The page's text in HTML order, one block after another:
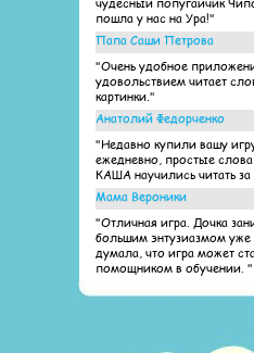
пошла у нас на Ура!"
Папа Саши Петрова
"Очень удобное
удовольствием читает
картинки."
Анатолий Федорченко
"Недавно купили вашу
ежедневно, простые
КАША научились читать за
Мама Вероники
"Отличная игра. Дочка
большим энтузиазмом
думала, что игра может
помощником в обучении. "